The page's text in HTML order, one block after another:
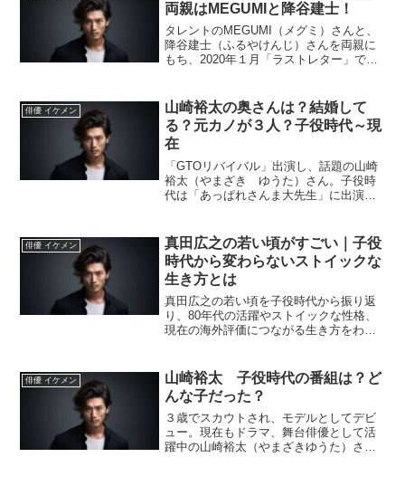
両親はMEGUMIと降谷建士！
タレントのMEGUMI（メグミ）さんと、
降谷建士（ふるやけんじ）さんを両親に
もち、2020年１月「ラストレター」で、
方、名前の由来、学校、両親について調
べてみました。降...
俳優 イケメン
山崎裕太の奥さんは？結婚して
る？元カノが３人？子役時代～現
在
「GTOリバイバル」出演し、話題の山崎
裕太（やまざき ゆうた）さん。子役時
代は「あっぱれさんま大先生」に出演し
俳優 イケメン
真田広之の若い頃がすごい｜子役
時代から変わらないストイックな
生き方とは
真田広之の若い頃を子役時代から振り返
り、80年代の活躍やストイックな性格、
現在の海外評価につながる生き方をわか
いる日本を代表する俳優です。そんな真
田広之さんについて、「...
俳優 イケメン
山崎裕太 子役時代の番組は？ど
んな子だった？
３歳でスカウトされ、モデルとしてデビ
ュー。現在もドラマ、舞台俳優として活
躍中の山崎裕太（やまざきゆうた）さ